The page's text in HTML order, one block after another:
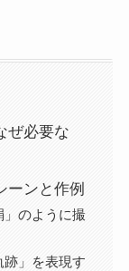
ぜ必要な
ーンと作例
」のように撮
跡」を表現す